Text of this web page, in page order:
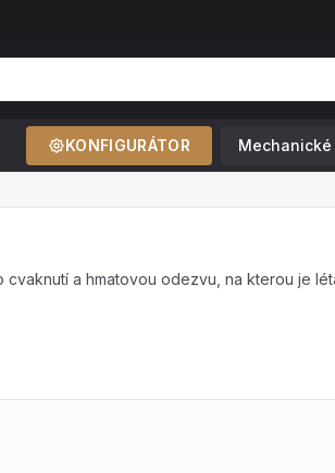
KONFIGURÁTOR
a hmatovou odezvu, na kterou je